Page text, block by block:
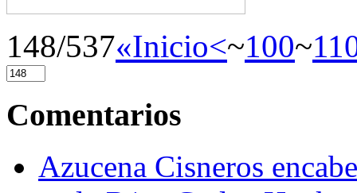
148/537«Inicio<~100~
Comentarios
Azucena Cisneros